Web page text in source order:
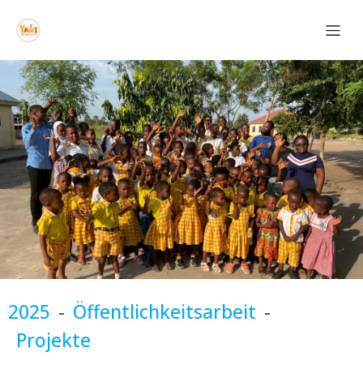
2025 - Öffentlichkeitsarbeit -
Projekte